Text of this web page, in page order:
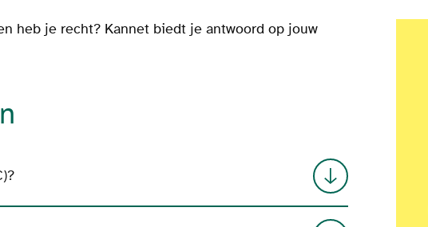
heb je recht? Kannet biedt je antwoord op jouw